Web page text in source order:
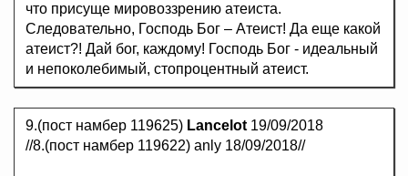
что присуще мировоззрению атеиста.
Следовательно, Господь Бог – Атеист! Да еще какой
атеист?! Дай бог, каждому! Господь Бог - идеальный
и непоколебимый, стопроцентный атеист.
9.(пост намбер 119625) Lancelot 19/09/2018
//8.(пост намбер 119622) anly 18/09/2018//